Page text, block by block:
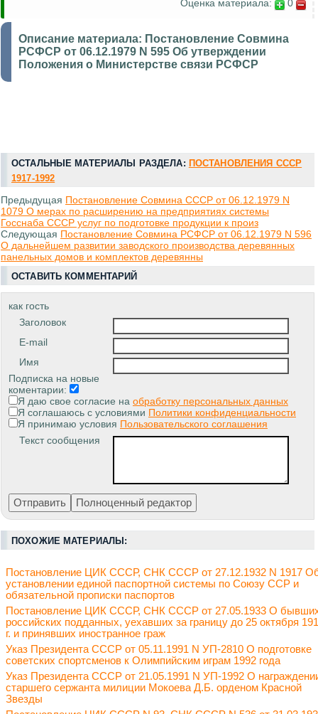
Оценка материала: 0
Описание материала: Постановление Совмина
РСФСР от 06.12.1979 N 595 Об утверждении
Положения о Министерстве связи РСФСР
ОСТАЛЬНЫЕ МАТЕРИАЛЫ РАЗДЕЛА: ПОСТАНОВЛЕНИЯ СССР
1917-1992
Предыдущая Постановление Совмина СССР от 06.12.1979 N
1079 О мерах по расширению на предприятиях системы
Госснаба СССР услуг по подготовке продукции к произ
Следующая Постановление Совмина РСФСР от 06.12.1979 N 596
О дальнейшем развитии заводского производства деревянных
панельных домов и комплектов деревянны
ОСТАВИТЬ КОММЕНТАРИЙ
как гость
Заголовок
E-mail
Имя
Подписка на новые
коментарии:
Я даю свое согласие на обработку персональных данных
Я соглашаюсь с условиями Политики конфиденциальности
Я принимаю условия Пользовательского соглашения
Текст сообщения
ПОХОЖИЕ МАТЕРИАЛЫ:
Постановление ЦИК СССР, СНК СССР от 27.12.1932 N 1917
установлении единой паспортной системы по Союзу ССР и
обязательной прописки паспортов
Постановление ЦИК СССР, СНК СССР от 27.05.1933 О
российских подданных, уехавших за границу до 25 октября
г. и принявших иностранное граж
Указ Президента СССР от 05.11.1991 N УП-2810 О подготовке
советских спортсменов к Олимпийским играм 1992 года
Указ Президента СССР от 21.05.1991 N УП-1992 О
старшего сержанта милиции Мокоева Д.Б. орденом Красной
Звезды